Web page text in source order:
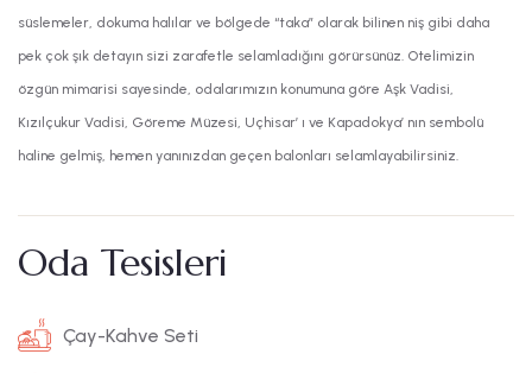
süslemeler, dokuma halılar ve bölgede “taka” olarak bilinen niş gibi daha
pek çok şık detayın sizi zarafetle selamladığını görürsünüz. Otelimizin
özgün mimarisi sayesinde, odalarımızın konumuna göre Aşk Vadisi,
Kızılçukur Vadisi, Göreme Müzesi, Uçhisar’ ı ve Kapadokya’ nın sembolü
haline gelmiş, hemen yanınızdan geçen balonları selamlayabilirsiniz.
Oda Tesisleri
Çay-Kahve Seti